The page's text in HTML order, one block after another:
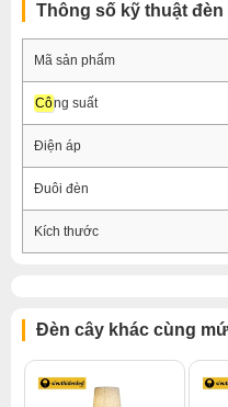
Thông số kỹ thuật
Mã sản phẩm
Công suất
Điện áp
Đuôi đèn
Kích thước
Đèn cây khác cùng